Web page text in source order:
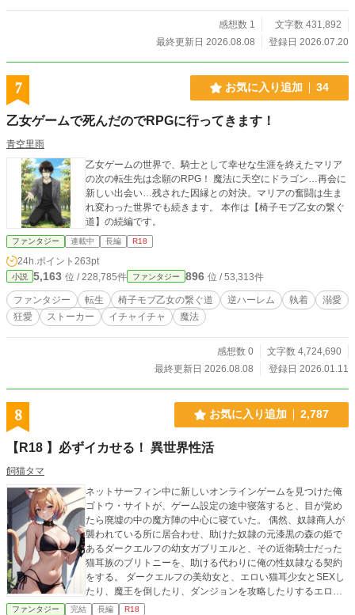
団長が、村の壁に埋まっていた。 「貴様……ッ！ 今すぐ解
りたい陰キャ村人代表と、威厳を守りたい女騎士団長。 地味
スキル〈壁〉から始まる、異世界防衛コメディ開幕！
感想数 1
文字数 431,892
最終更新日 2026.08.08
登録日 2026.07.20
7 お気に入り追加 34
乙女ゲームで死んだのでRPGに行ってきます！
青空里雨
乙女ゲームの世界で、騎士として幸せな生涯を終えたマリア
の次の転生先は念願のRPG！ 魔法に天空にドラゴン…再会に
新しい出会い…残された因縁との対決。マリアの奮闘は生ま
れ変わった世界でも続きます。 本作は【椅子モブ乙女の繋ぐ
道】の続編です。
ファンタジー 連載中 長編 R18
24h.ポイント 263pt
小説 5,163 位 / 228,785件 ファンタジー 896 位 / 53,313件
ファンタジー 転生 椅子モブ乙女の繋ぐ道 逆ハーレム 執着
溺愛
狂愛
ストーカー イチャイチャ 魔法
感想数 0
文字数 4,724,690
最終更新日 2026.08.08
登録日 2026.01.11
8 お気に入り追加 2,787
【R18 】必ずイカせる！ 異世界性活
飼猫タマ
ネットサーフィン中に新しいオンラインゲームを見つけた俺
ゴトウ・サイトが、ゲーム設定の途中寝落すると、目が覚め
たら廃墟の中の魔方陣の中心に寝ていた。 偶然、奴隷商人が
襲われている所に居合わせ、助けた奴隷の元漆黒の森の姫で
あるダークエルフの幼女ガブリエルと、その近衛騎士だった
猫耳族のブリトニーを、助ける代わりに俺の性奴隷なる契約
をする。 ダークエルフの美幼女と、エロい猫耳少女とSEXし
たり、魔王を倒したり、ダンジョンを攻略したりするエロエ
ロファンタジー。
ファンタジー 完結 長編 R18